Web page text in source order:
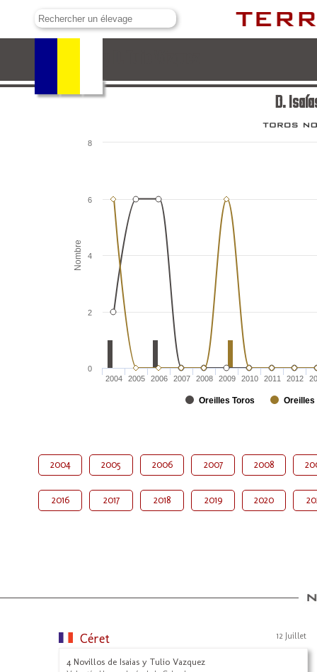
D.
Nombre
Oreilles Toros Oreilles
2004 2005 2006 2007 2008 2009 2010 2011 2012
0
2
4
6
8
2004 2005 2006 2007 2008
2016 2017 2018 2019 2020
Céret 12 Juillet
4 Novillos de Isaias y Tulio Vazquez